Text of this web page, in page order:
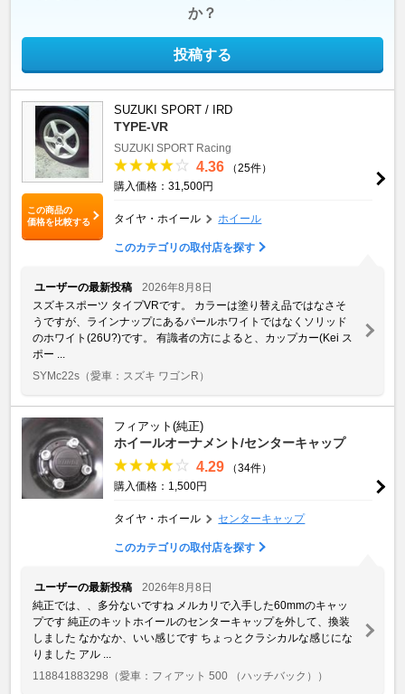
か？
投稿する
この商品の
価格を比較する
SUZUKI SPORT / IRD
TYPE-VR
SUZUKI SPORT Racing
4.36
（25件）
購入価格：31,500円
タイヤ・ホイール ホイール
このカテゴリの取付店を探す
ユーザーの最新投稿
2026年8月8日
スズキスポーツ タイプVRです。 カラーは塗り替え品ではなさそ
うですが、ラインナップにあるパールホワイトではなくソリッド
のホワイト(26U?)です。 有識者の方によると、カップカー(Kei ス
ポー ...
SYMc22s （愛車：スズキ ワゴンR）
フィアット(純正)
ホイールオーナメント/センターキャップ
4.29
（34件）
購入価格：1,500円
タイヤ・ホイール センターキャップ
このカテゴリの取付店を探す
ユーザーの最新投稿
2026年8月8日
純正では、、多分ないですね メルカリで入手した60mmのキャッ
プです 純正のキットホイールのセンターキャップを外して、換装
しました なかなか、いい感じです ちょっとクラシカルな感じにな
りました アル ...
118841883298 （愛車：フィアット 500 （ハッチバック））